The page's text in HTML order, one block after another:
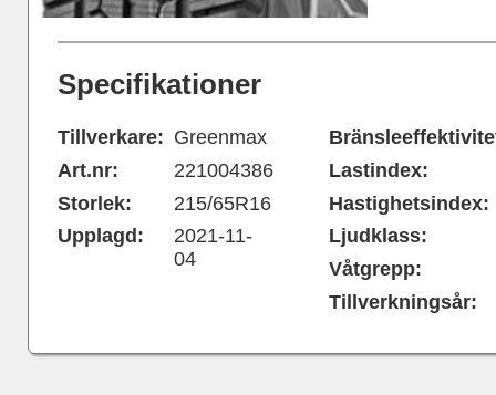
Specifikationer
Tillverkare:
Art.nr:
Storlek:
Upplagd:
Greenmax
221004386
215/65R16
2021-11-
04
Lastindex:
Hastighetsindex:
Ljudklass:
Våtgrepp:
Tillverkningsår: